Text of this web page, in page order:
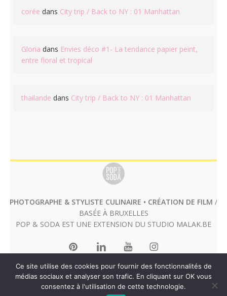
corée dans City trip / Back to NY : 01 Manhattan
Gloria dans Envies déco #1- La tendance papier peint,
entre floral et tropical
thailande dans City trip / Back to NY : 01 Manhattan
PHOTOGRAPHE & STYLISTE CULINAIRE • CRÉATION DE FILM /
BASÉE À BRUXELLES
POP & SODA EST UNE EXTENSION DU STUDIO MALAK.BE
Ce site utilise des cookies pour fournir des fonctionnalités de
médias sociaux et analyser son trafic. En cliquant sur OK vous
consentez à l'utilisation de cette technologie.